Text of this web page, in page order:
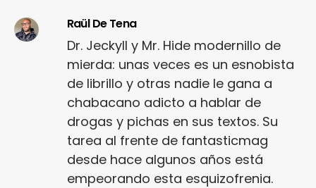
Raül De Tena
Dr. Jeckyll y Mr. Hide modernillo de
mierda: unas veces es un esnobista
de librillo y otras nadie le gana a
chabacano adicto a hablar de
drogas y pichas en sus textos. Su
tarea al frente de fantasticmag
desde hace algunos años está
empeorando esta esquizofrenia.